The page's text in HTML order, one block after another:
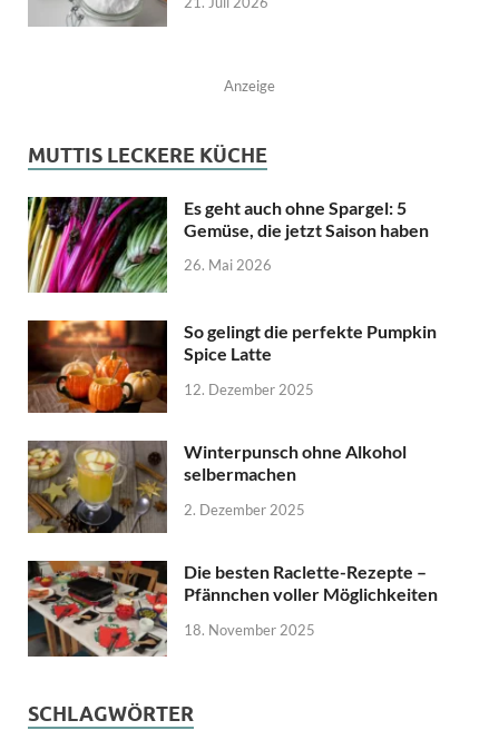
Anzeige
MUTTIS LECKERE KÜCHE
Es geht auch ohne Spargel: 5
Gemüse, die jetzt Saison haben
26. Mai 2026
So gelingt die perfekte Pumpkin
Spice Latte
12. Dezember 2025
Winterpunsch ohne Alkohol
selbermachen
2. Dezember 2025
Die besten Raclette-Rezepte –
Pfännchen voller Möglichkeiten
18. November 2025
SCHLAGWÖRTER